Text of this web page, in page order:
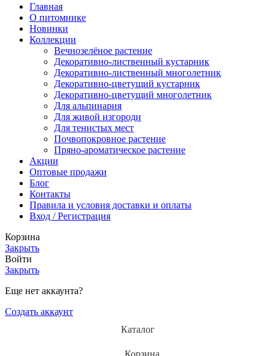
Главная
О питомнике
Новинки
Коллекции
Вечнозелёное растение
Декоративно-лиственный кустарник
Декоративно-лиственный многолетник
Декоративно-цветущий кустарник
Декоративно-цветущий многолетник
Для альпинария
Для живой изгороди
Для тенистых мест
Почвопокровное растение
Пряно-ароматическое растение
Акции
Оптовые продажи
Блог
Контакты
Правила и условия доставки и оплаты
Вход / Регистрация
Корзина
Закрыть
Войти
Закрыть
Еще нет аккаунта?
Создать аккаунт
Каталог
Корзина